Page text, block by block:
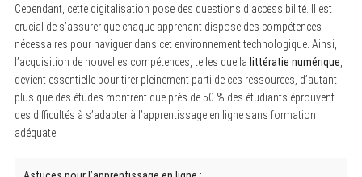
Cependant, cette digitalisation pose des questions d’accessibilité. Il est
crucial de s’assurer que chaque apprenant dispose des compétences
nécessaires pour naviguer dans cet environnement technologique. Ainsi,
l’acquisition de nouvelles compétences, telles que la littératie numérique
devient essentielle pour tirer pleinement parti de ces ressources, d’autant
plus que des études montrent que près de 50 % des étudiants éprouvent
des difficultés à s’adapter à l’apprentissage en ligne sans formation
adéquate.
o
r
: